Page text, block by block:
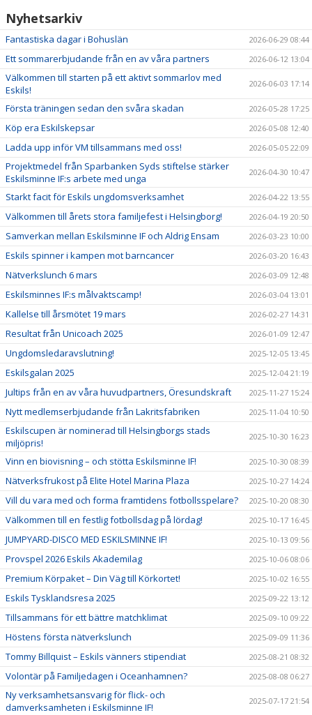
Nyhetsarkiv
Fantastiska dagar i Bohuslän 2026-06-29 08:44
Ett sommarerbjudande från en av våra partners 2026-06-12 13:04
Välkommen till starten på ett aktivt sommarlov med
Eskils!
2026-06-03 17:14
Första träningen sedan den svåra skadan 2026-05-28 17:25
Köp era Eskilskepsar 2026-05-08 12:40
Ladda upp inför VM tillsammans med oss! 2026-05-05 22:09
Projektmedel från Sparbanken Syds stiftelse stärker
Eskilsminne IF:s arbete med unga
2026-04-30 10:47
Starkt facit för Eskils ungdomsverksamhet 2026-04-22 13:55
Välkommen till årets stora familjefest i Helsingborg! 2026-04-19 20:50
Samverkan mellan Eskilsminne IF och Aldrig Ensam 2026-03-23 10:00
Eskils spinner i kampen mot barncancer 2026-03-20 16:43
Nätverkslunch 6 mars 2026-03-09 12:48
Eskilsminnes IF:s målvaktscamp! 2026-03-04 13:01
Kallelse till årsmötet 19 mars 2026-02-27 14:31
Resultat från Unicoach 2025 2026-01-09 12:47
Ungdomsledaravslutning! 2025-12-05 13:45
Eskilsgalan 2025 2025-12-04 21:19
Jultips från en av våra huvudpartners, Öresundskraft 2025-11-27 15:24
Nytt medlemserbjudande från Lakritsfabriken 2025-11-04 10:50
Eskilscupen är nominerad till Helsingborgs stads
miljöpris!
2025-10-30 16:23
Vinn en biovisning – och stötta Eskilsminne IF! 2025-10-30 08:39
Nätverksfrukost på Elite Hotel Marina Plaza 2025-10-27 14:24
Vill du vara med och forma framtidens fotbollsspelare? 2025-10-20 08:30
Välkommen till en festlig fotbollsdag på lördag! 2025-10-17 16:45
JUMPYARD-DISCO MED ESKILSMINNE IF! 2025-10-13 09:56
Provspel 2026 Eskils Akademilag 2025-10-06 08:06
Premium Körpaket – Din Väg till Körkortet! 2025-10-02 16:55
Eskils Tysklandsresa 2025 2025-09-22 13:12
Tillsammans för ett bättre matchklimat 2025-09-10 09:22
Höstens första nätverkslunch 2025-09-09 11:36
Tommy Billquist – Eskils vänners stipendiat 2025-08-21 08:32
Volontär på Familjedagen i Oceanhamnen? 2025-08-08 06:27
Ny verksamhetsansvarig för flick- och
damverksamheten i Eskilsminne IF!
2025-07-17 21:54